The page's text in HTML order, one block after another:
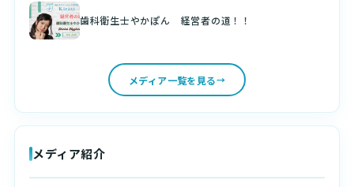
歯科衛生士やかぽん 経営者の道！！
メディア一覧を見る
メディア紹介